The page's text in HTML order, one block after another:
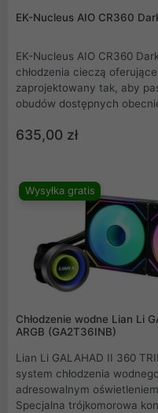
EK-Nucleus AIO CR360
EK-Nucleus AIO CR360
chłodzenia cieczą
zaprojektowany tak, aby
obudów dostępnych
konfigurację z trzema
średnicy 360 mm.
635,00 zł
Wysyłka gratis
Chłodzenie wodne Lian Li
ARGB (GA2T36INB)
Lian Li GALAHAD II 360
system chłodzenia
adresowalnym
Specjalna trójkomorowa